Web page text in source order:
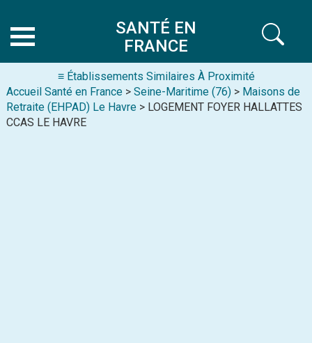
SANTÉ EN
FRANCE
≡ Établissements Similaires À Proximité
Accueil Santé en France > Seine-Maritime (76) > Maisons de
Retraite (EHPAD) Le Havre > LOGEMENT FOYER HALLATTES
CCAS LE HAVRE